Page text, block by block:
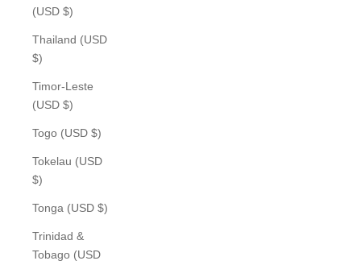
(USD $)
Thailand (USD
$)
Timor-Leste
(USD $)
Togo (USD $)
Tokelau (USD
$)
Tonga (USD $)
Trinidad &
Tobago (USD